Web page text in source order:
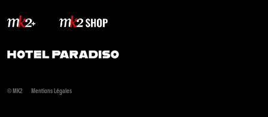
© MK2 Mentions Légales